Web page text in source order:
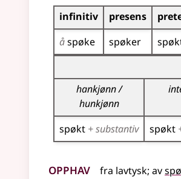
Bøyingstabell for dette
infinitiv presens
åspøke spøker
Bøyingstabell for dette
hankjønn /
hunkjønn
spøkt + substantiv spøkt
Opphav fra lavtysk; av